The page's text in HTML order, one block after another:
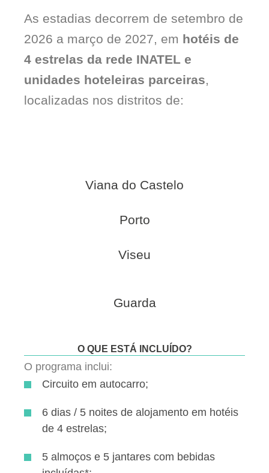
As estadias decorrem de setembro de
2026 a março de 2027, em hotéis de
4 estrelas da rede INATEL e
unidades hoteleiras parceiras,
localizadas nos distritos de:
Viana do Castelo
Porto
Viseu
Guarda
O QUE ESTÁ INCLUÍDO?
O programa inclui:
Circuito em autocarro;
6 dias / 5 noites de alojamento em hotéis
de 4 estrelas;
5 almoços e 5 jantares com bebidas